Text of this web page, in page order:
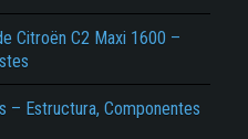
Citroën C2 Maxi 1600 –
– Estructura, Componentes